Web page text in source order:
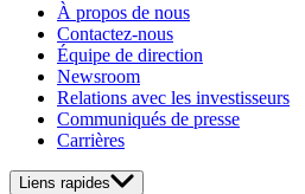
À propos de nous
Contactez-nous
Équipe de direction
Newsroom
Relations avec les investisseurs
Communiqués de presse
Carrières
Liens rapides